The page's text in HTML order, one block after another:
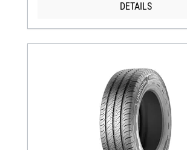
DETAILS